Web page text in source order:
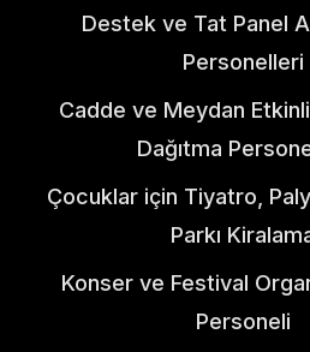
Destek ve Tat Panel
Personelleri​
Cadde ve Meydan
Dağıtma
Çocuklar için Tiyatro,
Parkı
Konser ve Festival
Personeli